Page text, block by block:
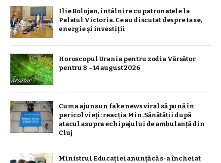
Ilie Bolojan, întâlnire cu patronatele la
Palatul Victoria. Ce au discutat despre taxe,
energie și investiții
Horoscopul Urania pentru zodia Vărsător
pentru 8 – 14 august 2026
Cum a ajuns un fake news viral să pună în
pericol vieți: reacția Min. Sănătății după
atacul asupra echipajului de ambulanță din
Cluj
Ministrul Educației anunță că s-a încheiat